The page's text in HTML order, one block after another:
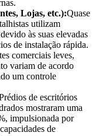
Lojas, etc.):Quase
utilizam
às suas elevadas
de instalação rápida.
comerciais leves,
variam de acordo
um controle
de escritórios
mostraram uma
impulsionada por
de